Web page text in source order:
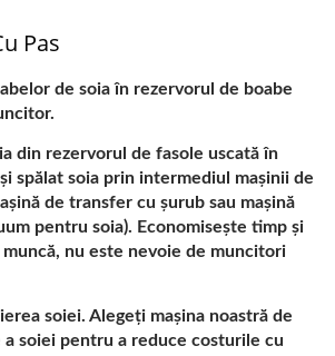
DE LAPTE
ECHIPAMENTE
PRODUCȚIA DE
DE SOIA,
DE LAPTE DE
LINIE DE
A LAPTELUI
Pas
de soia în rezervorul de boabe
din rezervorul de fasole uscată în
spălat soia prin intermediul mașinii de
de transfer cu șurub sau mașină
pentru soia). Economisește timp și
nu este nevoie de muncitori
soiei. Alegeți mașina noastră de
a soiei pentru a reduce costurile cu